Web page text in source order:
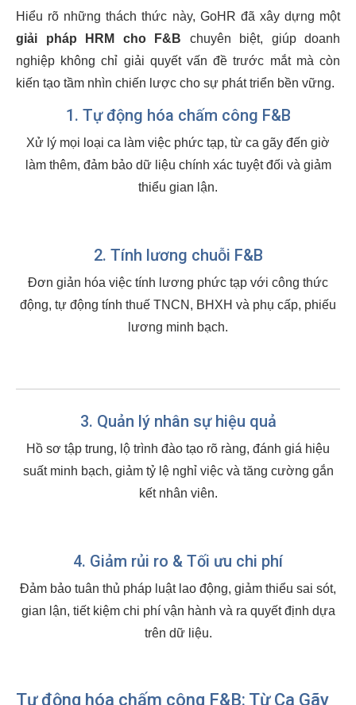
Hiểu rõ những thách thức này, GoHR đã xây dựng một
giải pháp HRM cho F&B chuyên biệt, giúp doanh
nghiệp không chỉ giải quyết vấn đề trước mắt mà còn
kiến tạo tầm nhìn chiến lược cho sự phát triển bền vững.
1. Tự động hóa chấm công F&B
Xử lý mọi loại ca làm việc phức tạp, từ ca gãy đến giờ
làm thêm, đảm bảo dữ liệu chính xác tuyệt đối và giảm
thiểu gian lận.
2. Tính lương chuỗi F&B
Đơn giản hóa việc tính lương phức tạp với công thức
động, tự động tính thuế TNCN, BHXH và phụ cấp, phiếu
lương minh bạch.
3. Quản lý nhân sự hiệu quả
Hồ sơ tập trung, lộ trình đào tạo rõ ràng, đánh giá hiệu
suất minh bạch, giảm tỷ lệ nghỉ việc và tăng cường gắn
kết nhân viên.
4. Giảm rủi ro & Tối ưu chi phí
Đảm bảo tuân thủ pháp luật lao động, giảm thiểu sai sót,
gian lận, tiết kiệm chi phí vận hành và ra quyết định dựa
trên dữ liệu.
Tự động hóa chấm công F&B: Từ Ca Gãy